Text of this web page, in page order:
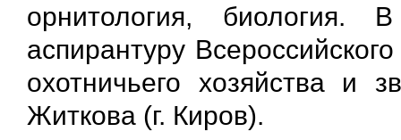
орнитология,
аспирантуру
охотничьего хозяйства и
Житкова (г. Киров).